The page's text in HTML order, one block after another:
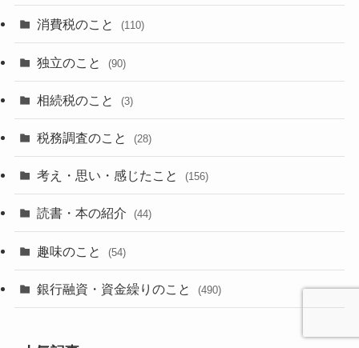
消費税のこと (110)
独立のこと (90)
相続税のこと (3)
税務調査のこと (28)
考え・思い・感じたこと (156)
読書・本の紹介 (44)
趣味のこと (54)
銀行融資・資金繰りのこと (490)